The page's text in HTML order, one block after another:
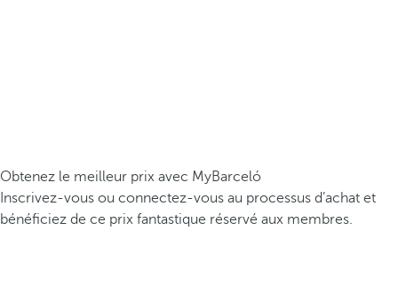
Obtenez le meilleur prix avec MyBarceló
Inscrivez-vous ou connectez-vous au processus d’achat et
bénéficiez de ce prix fantastique réservé aux membres.